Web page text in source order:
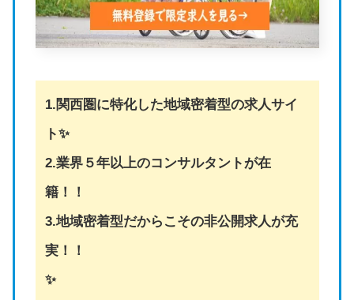
1.関西圏に特化した地域密着型の求人サイ
ト✨
2.業界５年以上のコンサルタントが在
籍！！
3.地域密着型だからこその非公開求人が充
実！！
✨